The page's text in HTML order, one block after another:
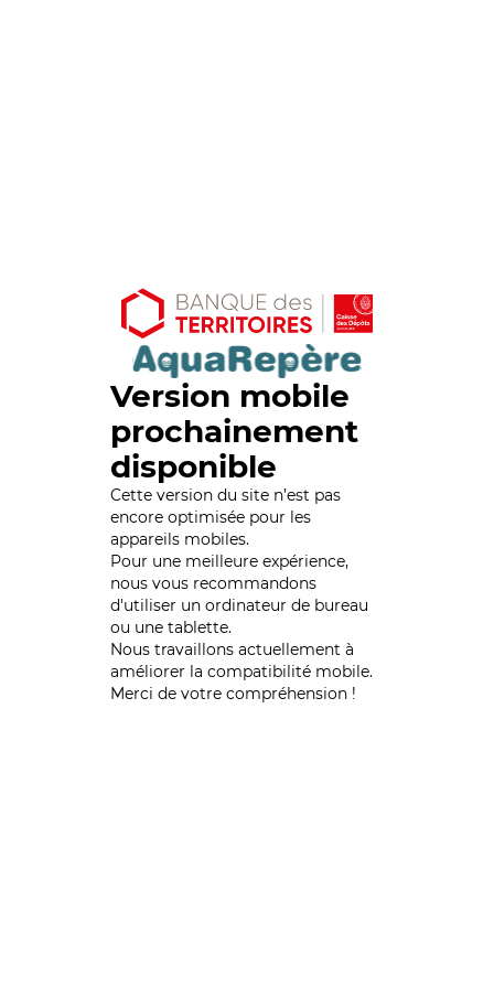
Version mobile
prochainement
disponible
Cette version du site n’est pas
encore optimisée pour les
appareils mobiles.
Pour une meilleure expérience,
nous vous recommandons
d'utiliser un ordinateur de bureau
ou une tablette.
Nous travaillons actuellement à
améliorer la compatibilité mobile.
Merci de votre compréhension !